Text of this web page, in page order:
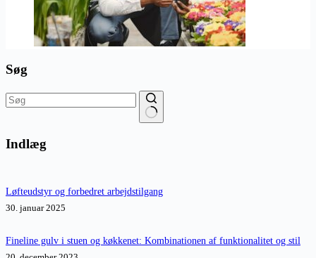
Søg
resultater
Indlæg
Løfteudstyr og forbedret arbejdstilgang
30. januar 2025
Fineline gulv i stuen og køkkenet: Kombinationen af funktionalitet og stil